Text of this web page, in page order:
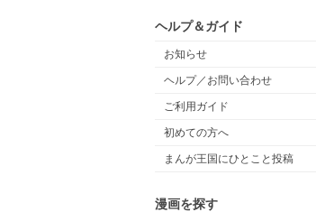
ヘルプ＆ガイド
お知らせ
ヘルプ／お問い合わせ
ご利用ガイド
初めての方へ
まんが王国にひとこと投稿
漫画を探す